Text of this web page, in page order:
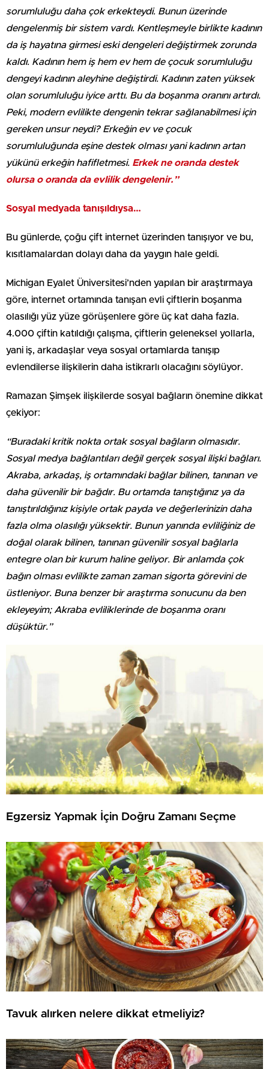
sorumluluğu daha çok erkekteydi. Bunun üzerinde
dengelenmiş bir sistem vardı. Kentleşmeyle birlikte kadının
da iş hayatına girmesi eski dengeleri değiştirmek zorunda
kaldı. Kadının hem iş hem ev hem de çocuk sorumluluğu
dengeyi kadının aleyhine değiştirdi. Kadının zaten yüksek
olan sorumluluğu iyice arttı. Bu da boşanma oranını artırdı.
Peki, modern evlilikte dengenin tekrar sağlanabilmesi için
gereken unsur neydi? Erkeğin ev ve çocuk
sorumluluğunda eşine destek olması yani kadının artan
yükünü erkeğin hafifletmesi. Erkek ne oranda destek
olursa o oranda da evlilik dengelenir.”
Sosyal medyada tanışıldıysa…
Bu günlerde, çoğu çift internet üzerinden tanışıyor ve bu,
kısıtlamalardan dolayı daha da yaygın hale geldi.
Michigan Eyalet Üniversitesi’nden yapılan bir araştırmaya
göre, internet ortamında tanışan evli çiftlerin boşanma
olasılığı yüz yüze görüşenlere göre üç kat daha fazla.
4.000 çiftin katıldığı çalışma, çiftlerin geleneksel yollarla,
yani iş, arkadaşlar veya sosyal ortamlarda tanışıp
evlendilerse ilişkilerin daha istikrarlı olacağını söylüyor.
Ramazan Şimşek ilişkilerde sosyal bağların önemine dikkat
çekiyor:
“Buradaki kritik nokta ortak sosyal bağların olmasıdır.
Sosyal medya bağlantıları değil gerçek sosyal ilişki bağları.
Akraba, arkadaş, iş ortamındaki bağlar bilinen, tanınan ve
daha güvenilir bir bağdır. Bu ortamda tanıştığınız ya da
tanıştırıldığınız kişiyle ortak payda ve değerlerinizin daha
fazla olma olasılığı yüksektir. Bunun yanında evliliğiniz de
doğal olarak bilinen, tanınan güvenilir sosyal bağlarla
entegre olan bir kurum haline geliyor. Bir anlamda çok
bağın olması evlilikte zaman zaman sigorta görevini de
üstleniyor. Buna benzer bir araştırma sonucunu da ben
ekleyeyim; Akraba evliliklerinde de boşanma oranı
düşüktür.”
Egzersiz Yapmak İçin Doğru Zamanı Seçme
Tavuk alırken nelere dikkat etmeliyiz?